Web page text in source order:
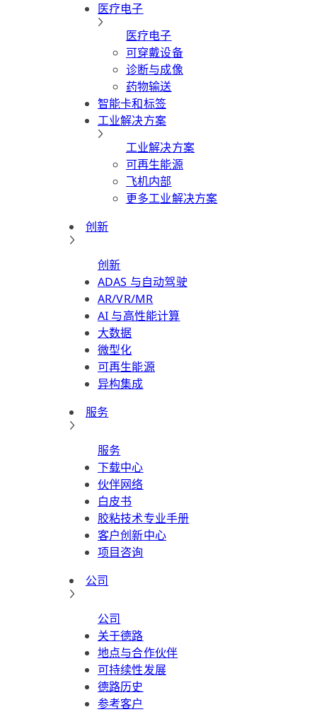
医疗电子
医疗电子
可穿戴设备
诊断与成像
药物输送
智能卡和标签
工业解决方案
工业解决方案
可再生能源
飞机内部
更多工业解决方案
创新
创新
ADAS 与自动驾驶
AR/VR/MR
AI 与高性能计算
大数据
微型化
可再生能源
异构集成
服务
服务
下载中心
伙伴网络
白皮书
胶粘技术专业手册
客户创新中心
项目咨询
公司
公司
关于德路
地点与合作伙伴
可持续性发展
德路历史
参考客户